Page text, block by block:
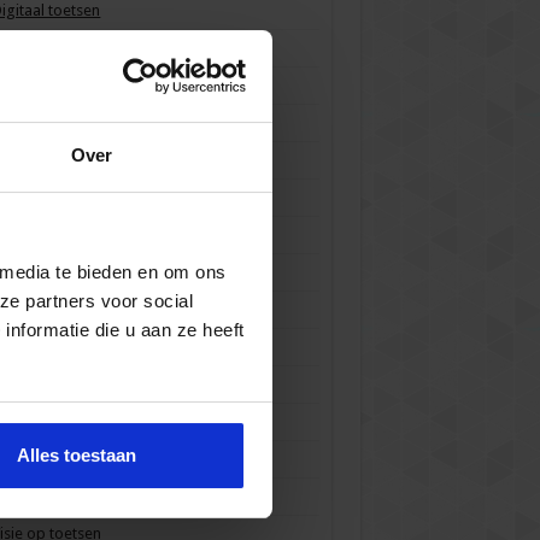
Over
te bieden en om ons
partners voor social
die u aan ze heeft
Alles toestaan
toetsen
/ BKE
Toets- en itemanalyse
Toetsprogramma
op toetsen